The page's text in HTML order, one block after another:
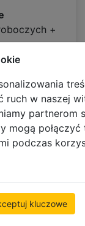
ruch w naszej
partnerom
mogą
podczas
kluczowe
+